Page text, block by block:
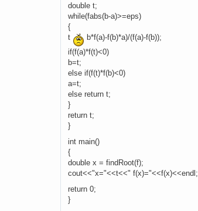
double t;
while(fabs(b-a)>=eps)
{
t
b*f(a)-f(b)*a)/(f(a)-f(b));
if(f(a)*f(t)<0)
b=t;
else if(f(t)*f(b)<0)
a=t;
else return t;
}
return t;
}
int main()
{
double x = findRoot(f);
cout<<"x="<<t<<" f(x)="<<f(x)<<endl;
return 0;
}